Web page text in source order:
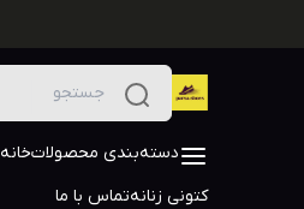
دسته‌بندی محصولاتخانه
کتونی زنانهتماس با ما